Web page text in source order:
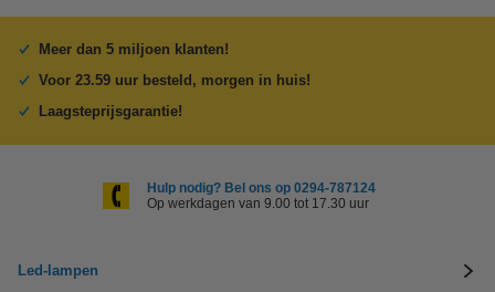
Meer dan 5 miljoen klanten!
Voor 23.59 uur besteld, morgen in huis!
Laagsteprijsgarantie!
Hulp nodig? Bel ons op 0294-787124
Op werkdagen van 9.00 tot 17.30 uur
Led-lampen